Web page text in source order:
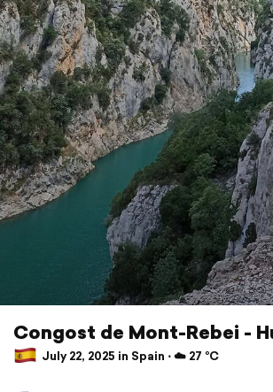
Congost de Mont-Rebei -
July 22, 2025 in Spain ⋅ ☁️ 27 °C